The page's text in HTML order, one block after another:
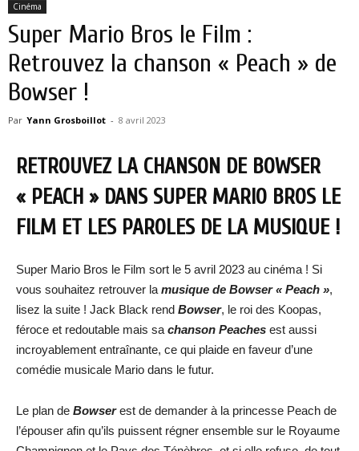
Cinéma
Super Mario Bros le Film :
Retrouvez la chanson « Peach » de
Bowser !
Par Yann Grosboillot - 8 avril 2023
RETROUVEZ LA CHANSON DE BOWSER
« PEACH » DANS SUPER MARIO BROS LE
FILM ET LES PAROLES DE LA MUSIQUE !
Super Mario Bros le Film sort le 5 avril 2023 au cinéma ! Si
vous souhaitez retrouver la musique de Bowser « Peach »,
lisez la suite ! Jack Black rend Bowser, le roi des Koopas,
féroce et redoutable mais sa chanson Peaches est aussi
incroyablement entraînante, ce qui plaide en faveur d’une
comédie musicale Mario dans le futur.
Le plan de Bowserest de demander à la princesse Peach de
l’épouser afin qu’ils puissent régner ensemble sur le Royaume